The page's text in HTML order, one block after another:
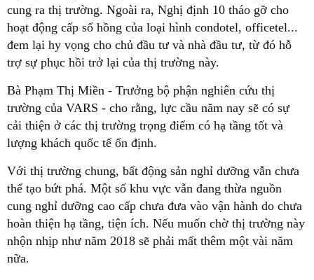
cung ra thị trường. Ngoài ra, Nghị định 10 tháo gỡ cho
hoạt động cấp sổ hồng của loại hình condotel, officetel...
đem lại hy vọng cho chủ đầu tư và nhà đầu tư, từ đó hỗ
trợ sự phục hồi trở lại của thị trường này.
Bà Phạm Thị Miền - Trưởng bộ phận nghiên cứu thị
trường của VARS - cho rằng, lực cầu năm nay sẽ có sự
cải thiện ở các thị trường trọng điểm có hạ tầng tốt và
lượng khách quốc tế ổn định.
Với thị trường chung, bất động sản nghỉ dưỡng vẫn chưa
thể tạo bứt phá. Một số khu vực vẫn đang thừa nguồn
cung nghỉ dưỡng cao cấp chưa đưa vào vận hành do chưa
hoàn thiện hạ tầng, tiện ích. Nếu muốn chờ thị trường này
nhộn nhịp như năm 2018 sẽ phải mất thêm một vài năm
nữa.